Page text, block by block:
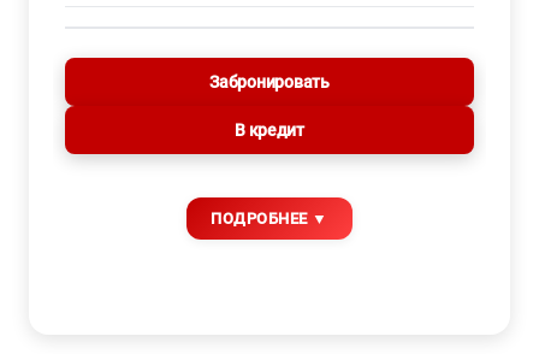
Забронировать
В кредит